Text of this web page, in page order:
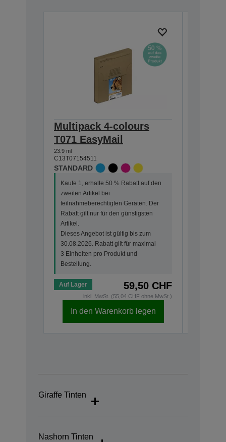
Multipack 4-colours
T071 EasyMail
23.9 ml
C13T07154511
STANDARD
Kaufe 1, erhalte 50 % Rabatt auf den
zweiten Artikel bei
teilnahmeberechtigten Geräten. Der
Rabatt gilt nur für den günstigsten
Artikel.
Dieses Angebot ist gültig bis zum
30.08.2026. Rabatt gilt für maximal
3 Einheiten pro Produkt und
Bestellung.
Auf Lager 59,50 CHF
inkl. MwSt. (55,04 CHF ohne MwSt.)
In den Warenkorb legen
Giraffe Tinten
Nashorn Tinten